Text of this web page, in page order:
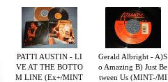
PATTI AUSTIN - LI
VE AT THE BOTTO
M LINE (Ex+/MINT
Gerald Albright - A)S
o Amazing B) Just Be
tween Us (MINT-/MI